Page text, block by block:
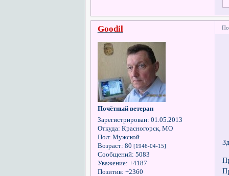
Goodil
Почётный ветеран
Зарегистрирован: 01.05.2013
Откуда: Красногорск, МО
Пол: Мужской
Возраст: 80 [1946-04-15]
Сообщений: 5083
Уважение: +4187
Позитив: +2360